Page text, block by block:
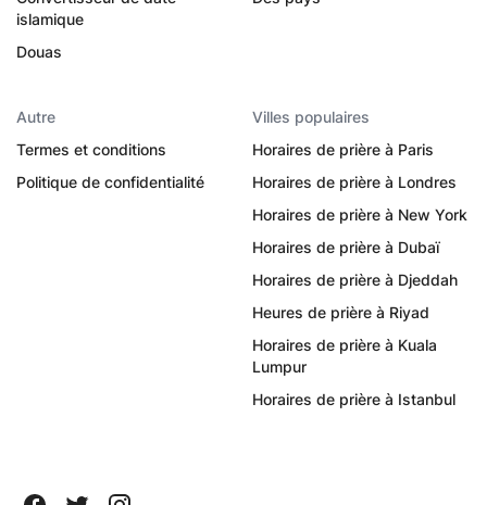
islamique
Douas
Autre
Termes et conditions
Politique de confidentialité
Villes populaires
Horaires de prière à Paris
Horaires de prière à Londres
Horaires de prière à New York
Horaires de prière à Dubaï
Horaires de prière à Djeddah
Heures de prière à Riyad
Horaires de prière à Kuala
Lumpur
Horaires de prière à Istanbul